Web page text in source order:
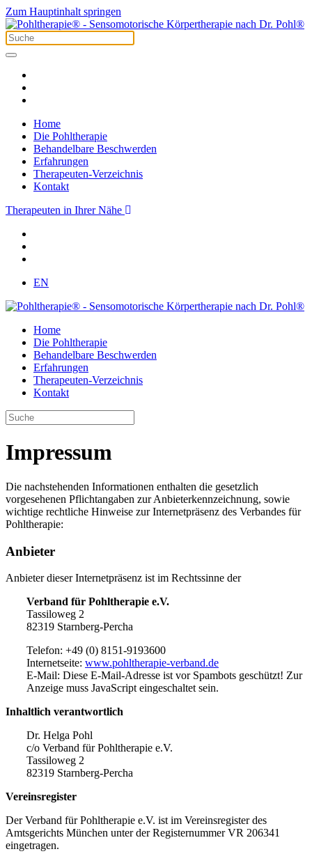
Zum Hauptinhalt springen
Home
Die Pohltherapie
Behandelbare Beschwerden
Erfahrungen
Therapeuten-Verzeichnis
Kontakt
Therapeuten in Ihrer Nähe
EN
Home
Die Pohltherapie
Behandelbare Beschwerden
Erfahrungen
Therapeuten-Verzeichnis
Kontakt
Impressum
Die nachstehenden Informationen enthalten die gesetzlich
vorgesehenen Pflichtangaben zur Anbieterkennzeichnung, sowie
wichtige rechtliche Hinweise zur Internetpräsenz des Verbandes für
Pohltherapie:
Anbieter
Anbieter dieser Internetpräsenz ist im Rechtssinne der
Verband für Pohltherapie e.V.
Tassiloweg 2
82319 Starnberg-Percha
Telefon: +49 (0) 8151-9193600
Internetseite: www.pohltherapie-verband.de
E-Mail: Diese E-Mail-Adresse ist vor Spambots geschützt! Zur
Anzeige muss JavaScript eingeschaltet sein.
Inhaltlich verantwortlich
Dr. Helga Pohl
c/o Verband für Pohltherapie e.V.
Tassiloweg 2
82319 Starnberg-Percha
Vereinsregister
Der Verband für Pohltherapie e.V. ist im Vereinsregister des
Amtsgerichts München unter der Registernummer VR 206341
eingetragen.